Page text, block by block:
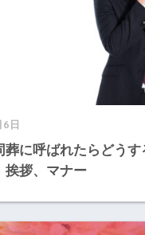
6日
葬に呼ばれたらどう
挨拶、マナー